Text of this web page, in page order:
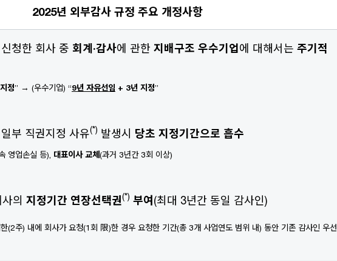
2025년 외부감사 규정 주요 개정사항
청한 회사 중 회계·감사에 관한 지배구조 우수기업에 대해서는 주기적
정” → (우수기업) “9년 자유선임 + 3년 지정”
일부 직권지정 사유(*) 발생시 당초 지정기간으로 흡수
영업손실 등), 대표이사 교체 (과거 3년간 3회 이상)
의 지정기간 연장선택권(*) 부여(최대 3년간 동일 감사인)
(2주) 내에 회사가 요청(1회 限)한 경우 요청한 기간(총 3개 사업연도 범위 내) 동안 기존 감사인 우선